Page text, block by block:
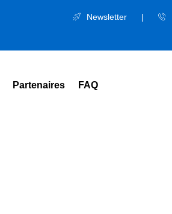
Newsletter |
Partenaires FAQ